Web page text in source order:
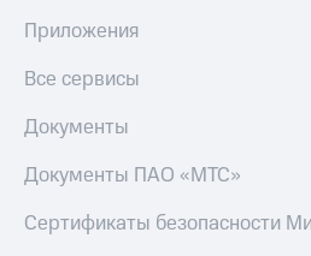
Приложения
Все сервисы
Документы
Документы ПАО «МТС»
Сертификаты безопасности